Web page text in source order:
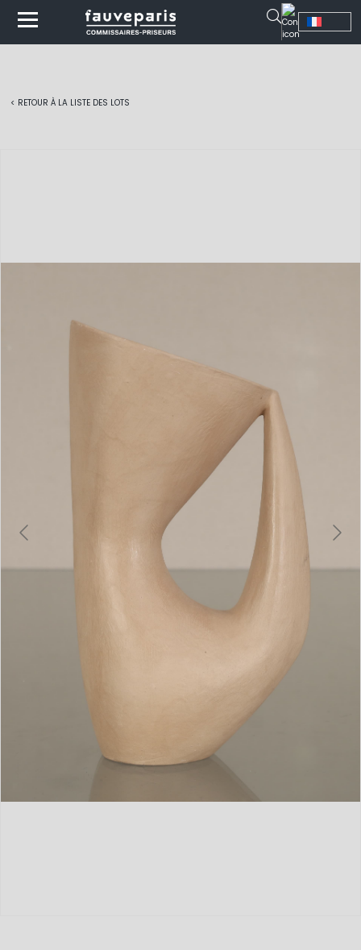
< RETOUR À LA LISTE DES LOTS